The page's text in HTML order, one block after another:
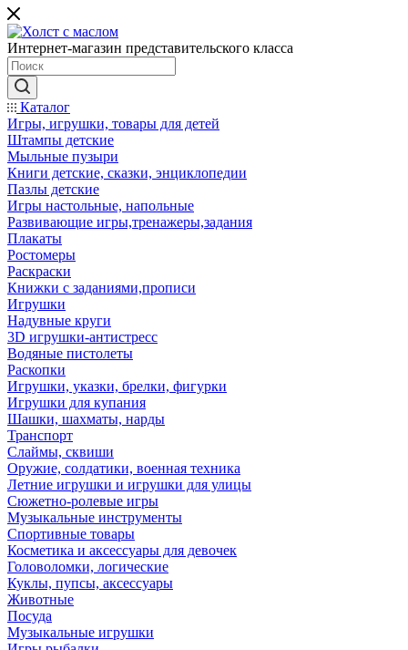
Интернет-магазин представительского класса
Каталог
Игры, игрушки, товары для детей
Штампы детские
Мыльные пузыри
Книги детские, сказки, энциклопедии
Пазлы детские
Игры настольные, напольные
Развивающие игры,тренажеры,задания
Плакаты
Ростомеры
Раскраски
Книжки с заданиями,прописи
Игрушки
Надувные круги
3D игрушки-антистресс
Водяные пистолеты
Раскопки
Игрушки, указки, брелки, фигурки
Игрушки для купания
Шашки, шахматы, нарды
Транспорт
Слаймы, сквиши
Оружие, солдатики, военная техника
Летние игрушки и игрушки для улицы
Сюжетно-ролевые игры
Музыкальные инструменты
Спортивные товары
Косметика и аксессуары для девочек
Головоломки, логические
Куклы, пупсы, аксессуары
Животные
Посуда
Музыкальные игрушки